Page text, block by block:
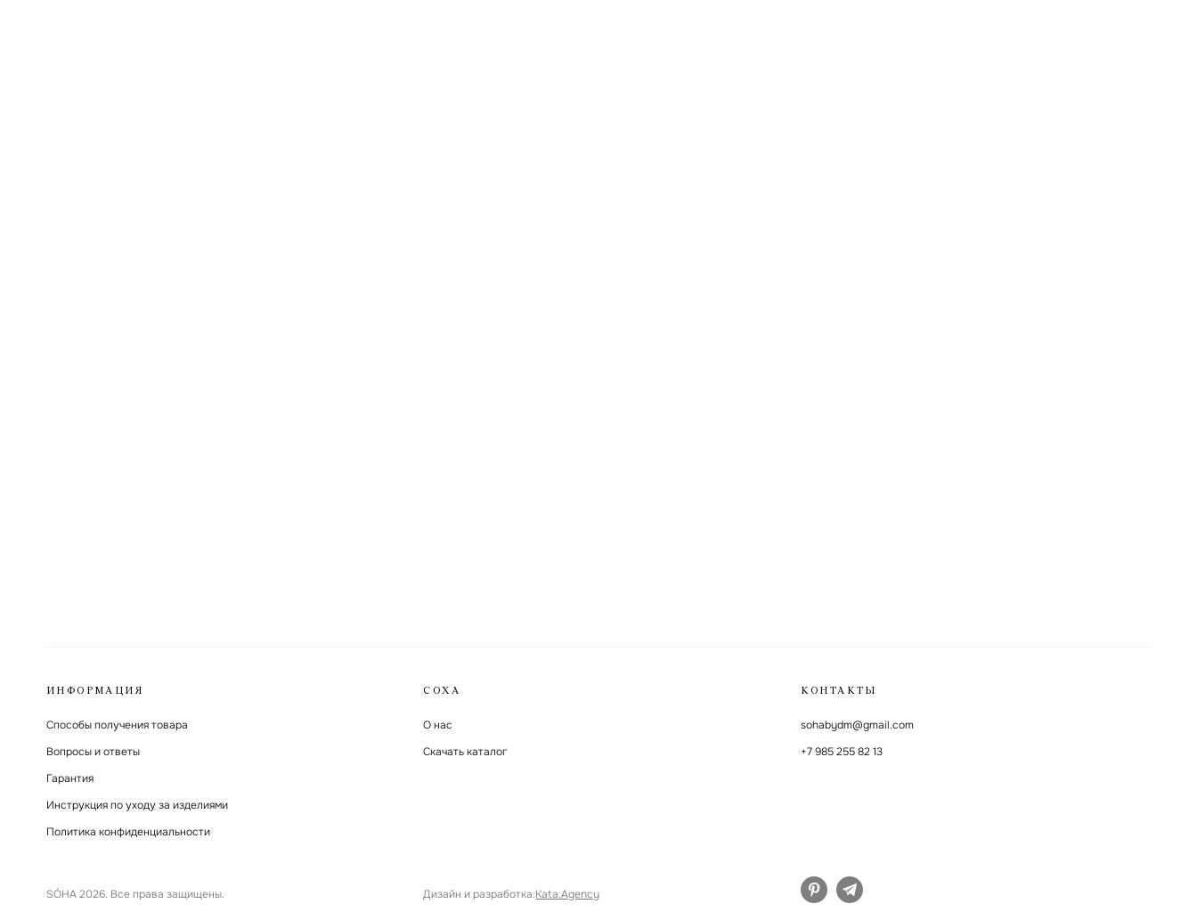
ИНФОРМАЦИЯ
Способы получения товара
Вопросы и ответы
Гарантия
Инструкция по уходу за изделиями
Политика конфиденциальности
SÓHA 2026. Все права защищены.
СОХА
О нас
Скачать каталог
Дизайн и разработка:Kata.Agency
КОНТАКТЫ
sohabydm@gmail.com
+7 985 255 82 13